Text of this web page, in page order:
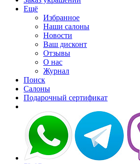
Ещё
Избранное
Наши салоны
Новости
Ваш дисконт
Отзывы
О нас
Журнал
Поиск
Салоны
Подарочный сертификат